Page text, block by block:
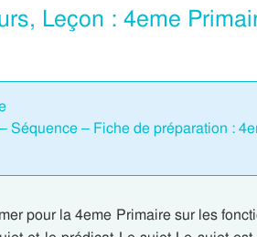
Leçon : 4eme
Séquence – Fiche de préparation :
pour la 4eme Primaire sur les